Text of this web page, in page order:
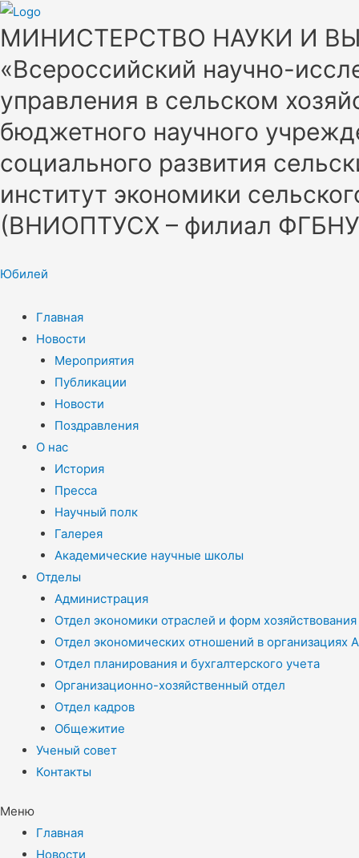
МИНИСТЕРСТВО НАУКИ И
«Всероссийский научно-
управления в сельском
бюджетного научного
социального развития
институт экономики
(ВНИОПТУСХ – филиал
Юбилей
Главная
Новости
Мероприятия
Публикации
Новости
Поздравления
О нас
История
Пресса
Научный полк
Галерея
Академические научные школы
Отделы
Администрация
Отдел экономики отраслей и форм хозяйствования
Отдел экономических отношений в организациях
Отдел планирования и бухгалтерского учета
Организационно-хозяйственный отдел
Отдел кадров
Общежитие
Ученый совет
Контакты
Меню
Главная
Новости